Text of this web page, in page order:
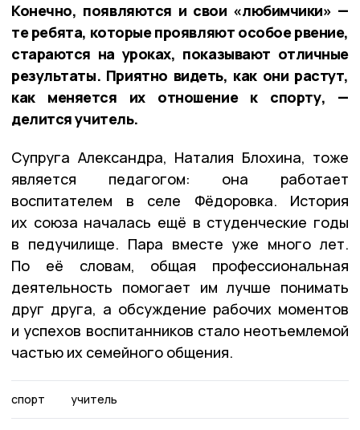
Конечно, появляются и свои «любимчики» —
те ребята, которые проявляют особое рвение,
стараются на уроках, показывают отличные
результаты. Приятно видеть, как они растут,
как меняется их отношение к спорту, —
делится учитель.
Супруга Александра, Наталия Блохина, тоже
является педагогом: она работает
воспитателем в селе Фёдоровка. История
их союза началась ещё в студенческие годы
в педучилище. Пара вместе уже много лет.
По её словам, общая профессиональная
деятельность помогает им лучше понимать
друг друга, а обсуждение рабочих моментов
и успехов воспитанников стало неотъемлемой
частью их семейного общения.
спорт учитель